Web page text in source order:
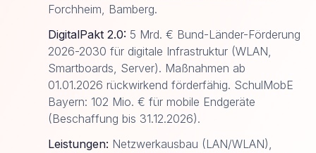
Forchheim, Bamberg.
DigitalPakt 2.0: 5 Mrd. € Bund-Länder-Förderung
2026-2030 für digitale Infrastruktur (WLAN,
Smartboards, Server). Maßnahmen ab
01.01.2026 rückwirkend förderfähig. SchulMobE
Bayern: 102 Mio. € für mobile Endgeräte
(Beschaffung bis 31.12.2026).
Leistungen: Netzwerkausbau (LAN/WLAN),